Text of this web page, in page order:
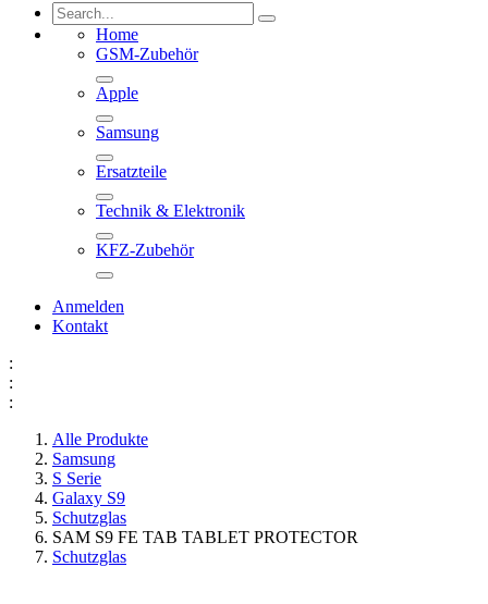
Home
GSM-Zubehör
Apple
Samsung
Ersatzteile
Technik & Elektronik
KFZ-Zubehör
Anmelden
Kontakt
:
:
:
Alle Produkte
Samsung
S Serie
Galaxy S9
Schutzglas
SAM S9 FE TAB TABLET PROTECTOR
Schutzglas